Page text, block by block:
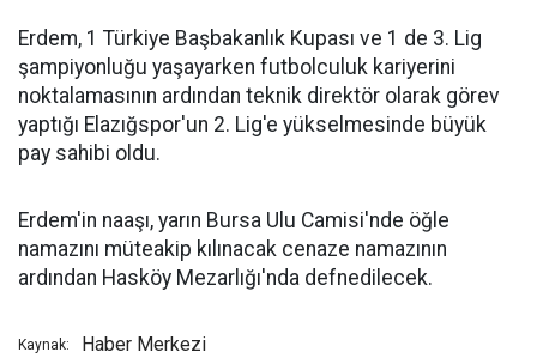
Erdem, 1 Türkiye Başbakanlık Kupası ve 1 de 3. Lig
şampiyonluğu yaşayarken futbolculuk kariyerini
noktalamasının ardından teknik direktör olarak görev
yaptığı Elazığspor'un 2. Lig'e yükselmesinde büyük
pay sahibi oldu.
Erdem'in naaşı, yarın Bursa Ulu Camisi'nde öğle
namazını müteakip kılınacak cenaze namazının
ardından Hasköy Mezarlığı'nda defnedilecek.
Kaynak: Haber Merkezi